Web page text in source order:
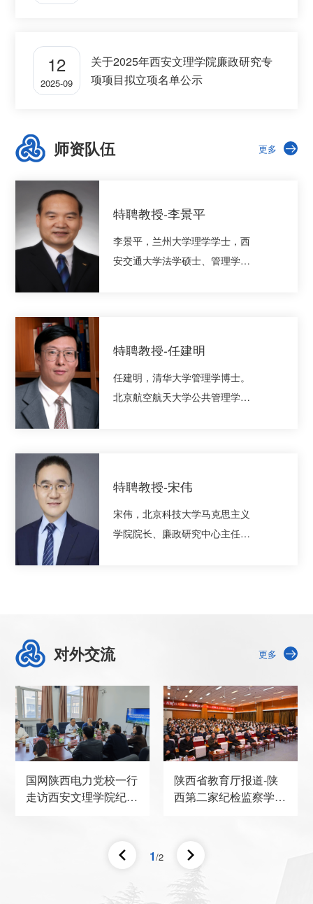
12
2025-09
关于2025年西安文理学院廉政研究专
项项目拟立项名单公示
师资队伍 更多
特聘教授-李景平
李景平，兰州大学理学学士，西
安交通大学法学硕士、管理学博
高校德育研究中心副主任，西安
交通大学廉政研究中心副主任，
西安交通大学政治文明与廉政建
工大学“汉江学者”特聘教授，西安
报业集团特聘专家，...
特聘教授-任建明
任建明，清华大学管理学博士。
北京航空航天大学公共管理学院
学访问学者。主要从事廉政建
设、政府管理、组织领导等方面
的研究，是国内重要的廉政学学
特聘教授-宋伟
宋伟，北京科技大学马克思主义
学院院长、廉政研究中心主任，
和党的建设等方面。
对外交流 更多
国网陕西电力党校一行
走访西安文理学院纪检
陕西省教育厅报道-陕
西第二家纪检监察学院
1/2